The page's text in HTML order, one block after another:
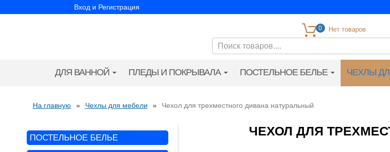
Вход и Регистрация
0
ДЛЯ ВАННОЙ ПЛЕДЫ И ПОКРЫВАЛА ПОСТЕЛЬНОЕ БЕЛЬЕ ЧЕХЛЫ
На главную » Чехлы для мебели » Чехол для трехместного дивана натуральный
ПОСТЕЛЬНОЕ БЕЛЬЕ ЧЕХОЛ ДЛЯ